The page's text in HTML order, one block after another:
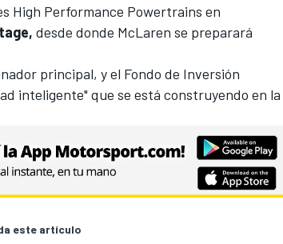
High Performance Powertrains en
desde donde McLaren se preparará
principal, y el Fondo de Inversión
inteligente" que se está construyendo en la
este artículo